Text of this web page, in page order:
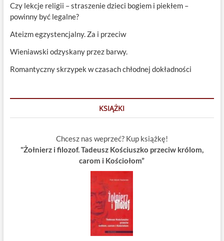
Czy lekcje religii – straszenie dzieci bogiem i piekłem –
powinny być legalne?
Ateizm egzystencjalny. Za i przeciw
Wieniawski odzyskany przez barwy.
Romantyczny skrzypek w czasach chłodnej dokładności
KSIĄŻKI
Chcesz nas weprzeć? Kup książkę!
"Żołnierz i filozof. Tadeusz Kościuszko przeciw królom,
carom i Kościołom”